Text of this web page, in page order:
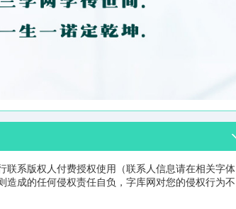
系版权人付费授权使用（联系人信息请在相关字体
成的任何侵权责任自负，字库网对您的侵权行为不